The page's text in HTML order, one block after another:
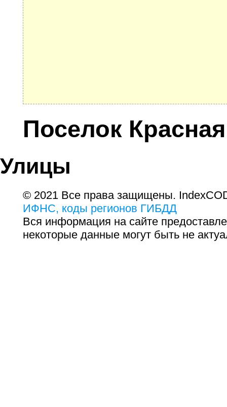
Поселок
Улицы
© 2021 Все права защищены.
ИФНС, коды регионов ГИБДД
Вся информация на сайте
некоторые данные могут быть не